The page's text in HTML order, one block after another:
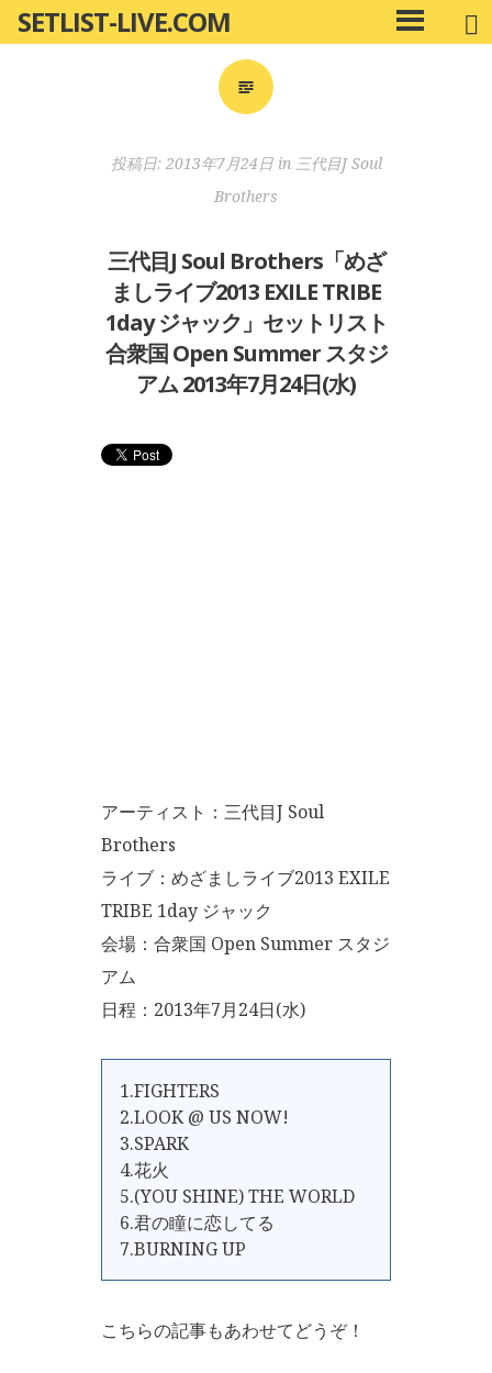
ン
SETLIST-LIVE.COM
メ
イ
投稿日: 2013年7月24日in 三代目J Soul
Brothers
三代目J Soul Brothers「めざ
ましライブ2013 EXILE TRIBE
1day ジャック」セットリスト
合衆国 Open Summer スタジ
アム 2013年7月24日(水)
アーティスト：三代目J Soul
Brothers
ライブ：めざましライブ2013 EXILE
TRIBE 1day ジャック
会場：合衆国 Open Summer スタジ
アム
日程：2013年7月24日(水)
1.FIGHTERS
2.LOOK @ US NOW!
3.SPARK
4.花火
5.(YOU SHINE) THE WORLD
6.君の瞳に恋してる
7.BURNING UP
こちらの記事もあわせてどうぞ！